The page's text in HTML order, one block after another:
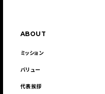
ABOUT
ミッション
バリュー
代表挨拶